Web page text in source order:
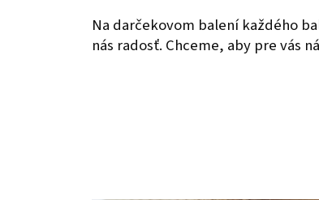
Na darčekovom balení každého
nás radosť. Chceme, aby pre vás